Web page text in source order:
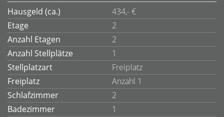
Hausgeld (ca.)
434,- €
Etage
2
Anzahl Etagen
2
Anzahl Stellplätze
1
Stellplatzart
Freiplatz
Freiplatz
Anzahl 1
Schlafzimmer
2
Badezimmer
1